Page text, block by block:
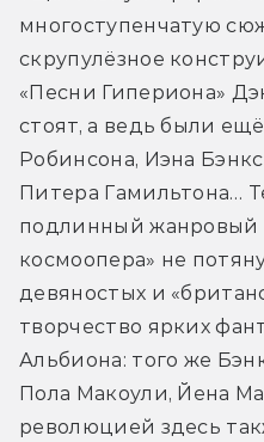
многоступенчатую
скрупулёзное
«Песни Гипериона»
стоят, а ведь были
Робинсона, Иэна
Питера Гамильтона…
подлинный жанровый
космоопера» не
девяностых и
творчество ярких
Альбиона: того же
Пола Макоули, Йена
революцией здесь